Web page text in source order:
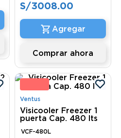
S/3008.00
Comprar ahora
Ventus
Visicooler Freezer 1
puerta Cap. 480 lts
VCF-480L